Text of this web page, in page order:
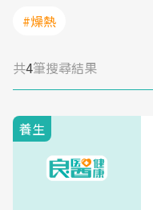
#燥熱
共4筆搜尋結果
養生